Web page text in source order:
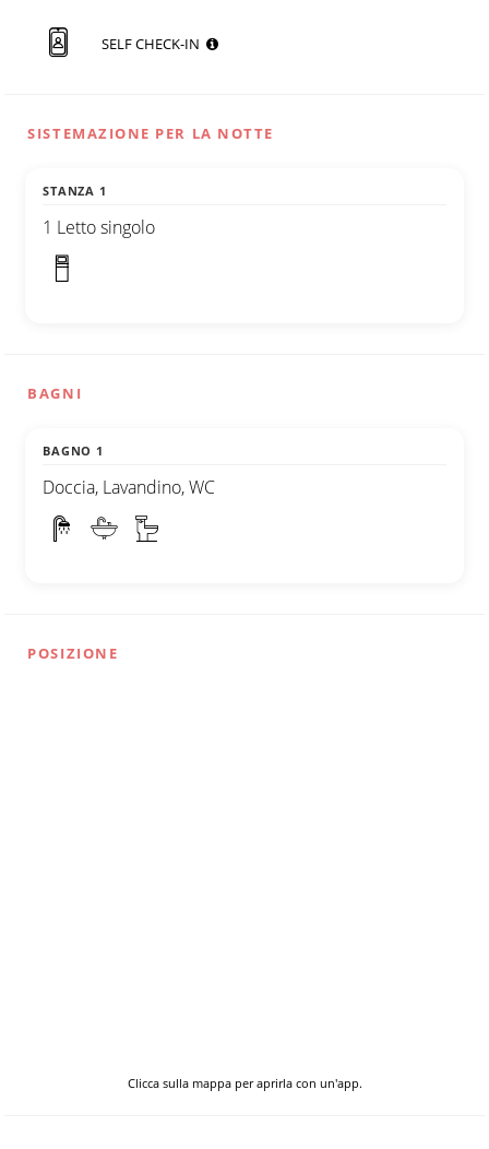
SELF CHECK-IN
SISTEMAZIONE PER LA NOTTE
STANZA 1
1 Letto singolo
BAGNI
BAGNO 1
Doccia, Lavandino, WC
POSIZIONE
Clicca sulla mappa per aprirla con un'app.